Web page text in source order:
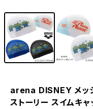
arena DISNEY メッ
ストーリー スイムキ